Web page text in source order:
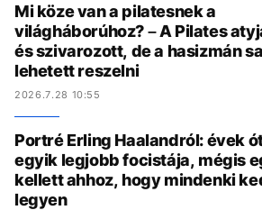
Mi köze van a pilatesnek a
világháborúhoz? – A Pilates
és szivarozott, de a hasizmán
lehetett reszelni
2026.7.28 10:55
Portré Erling Haalandról: évek
egyik legjobb focistája, mégis
kellett ahhoz, hogy mindenki
legyen